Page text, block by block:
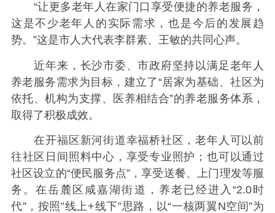
“让更多老年人在家门口享受便捷的养老服务，
这是不少老年人的实际需求，也是今后的发展趋
势。”这是市人大代表李群素、王敏的共同心声。
近年来，长沙市委、市政府坚持以满足老年人
养老服务需求为目标，建立了“居家为基础、社区为
依托、机构为支撑、医养相结合”的养老服务体系，
取得了积极成效。
在开福区新河街道幸福桥社区，老年人可以前
往社区日间照料中心，享受专业照护；也可以通过
社区设立的“便民服务点”，享受送餐、上门理发等服
务。在岳麓区咸嘉湖街道，养老已经进入“2.0时
代”，按照”线上+线下”思路，以“一核两翼N空间”为